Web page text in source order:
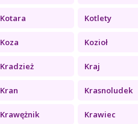
Kotara Kotlety
Koza Kozioł
Kradzież Kraj
Kran Krasnoludek
Krawężnik Krawiec